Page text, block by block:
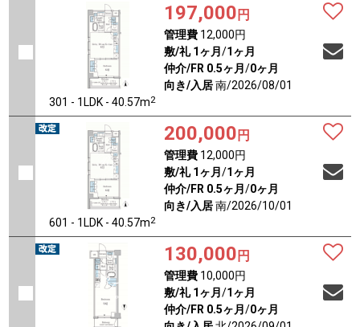
301 - 1LDK - 40.57m2
197,000 円
管理費12,000円
敷/礼 1ヶ月 /1ヶ月
仲介/FR 0.5ヶ月 /0ヶ月
向き/入居南/2026/08/01
601 - 1LDK - 40.57m2
200,000 円
管理費12,000円
敷/礼 1ヶ月 /1ヶ月
仲介/FR 0.5ヶ月 /0ヶ月
向き/入居南/2026/10/01
130,000 円
管理費10,000円
敷/礼 1ヶ月 /1ヶ月
仲介/FR 0.5ヶ月 /0ヶ月